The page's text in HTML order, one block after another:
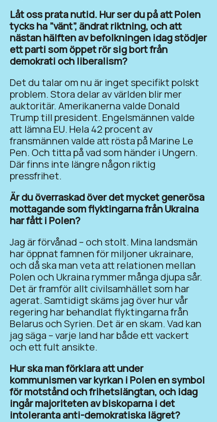
Låt oss prata nutid. Hur ser du på att Polen
tycks ha ”vänt”, ändrat riktning, och att
nästan hälften av befolkningen idag stödjer
ett parti som öppet rör sig bort från
demokrati och liberalism?
Det du talar om nu är inget specifikt polskt
problem. Stora delar av världen blir mer
auktoritär. Amerikanerna valde Donald
Trump till president. Engelsmännen valde
att lämna EU. Hela 42 procent av
fransmännen valde att rösta på Marine Le
Pen. Och titta på vad som händer i Ungern.
Där finns inte längre någon riktig
pressfrihet.
Är du överraskad över det mycket generösa
mottagande som flyktingarna från Ukraina
har fått i Polen?
Jag är förvånad – och stolt. Mina landsmän
har öppnat famnen för miljoner ukrainare,
och då ska man veta att relationen mellan
Polen och Ukraina rymmer många djupa sår.
Det är framför allt civilsamhället som har
agerat. Samtidigt skäms jag över hur vår
regering har behandlat flyktingarna från
Belarus och Syrien. Det är en skam. Vad kan
jag säga – varje land har både ett vackert
och ett fult ansikte.
Hur ska man förklara att under
kommunismen var kyrkan i Polen en symbol
för motstånd och frihetslängtan, och idag
ingår majoriteten av biskoparna i det
intoleranta anti-demokratiska lägret?